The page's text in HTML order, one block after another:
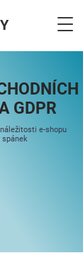
GDPR
e-shopu
spánek